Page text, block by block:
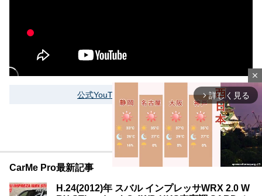
公式YouTubeをもっと見る
CarMe Pro最新記事
H.24(2012)年 スバル インプレッサWRX 2.0 W
close
arrow_forward_ios 詳しく見る